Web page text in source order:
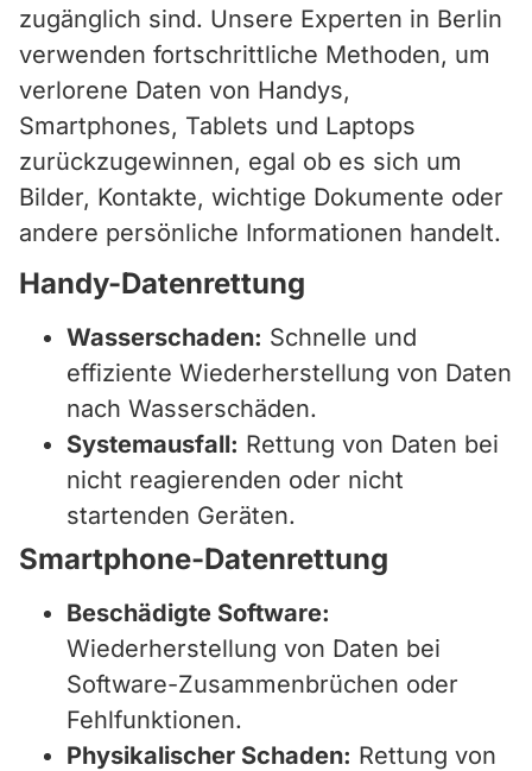
zugänglich sind. Unsere Experten in Berlin
verwenden fortschrittliche Methoden, um
verlorene Daten von Handys,
Smartphones, Tablets und Laptops
zurückzugewinnen, egal ob es sich um
Bilder, Kontakte, wichtige Dokumente oder
andere persönliche Informationen handelt.
Handy-Datenrettung
Wasserschaden: Schnelle und
effiziente Wiederherstellung von Daten
nach Wasserschäden.
Systemausfall: Rettung von Daten bei
nicht reagierenden oder nicht
startenden Geräten.
Smartphone-Datenrettung
Beschädigte Software:
Wiederherstellung von Daten bei
Software-Zusammenbrüchen oder
Fehlfunktionen.
Physikalischer Schaden: Rettung von